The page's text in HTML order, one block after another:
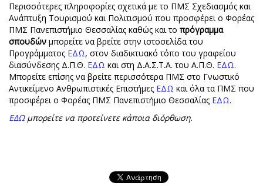
Περισσότερες πληροφορίες σχετικά με το ΠΜΣ Σχεδιασμός και
Ανάπτυξη Τουρισμού και Πολιτισμού που προσφέρει ο Φορέας
ΠΜΣ Πανεπιστήμιο Θεσσαλίας καθώς και το πρόγραμμα
σπουδών μπορείτε να βρείτε στην ιστοσελίδα του
Προγράμματος ΕΔΩ, στον διαδικτυακό τόπο του γραφείου
διασύνδεσης Δ.Π.Θ. ΕΔΩ και στη Δ.Α.Σ.Τ.Α. του Α.Π.Θ. ΕΔΩ.
Μπορείτε επίσης να βρείτε περισσότερα ΠΜΣ στο Γνωστικό
Αντικείμενο Ανθρωπιστικές Επιστήμες ΕΔΩ και όλα τα ΠΜΣ που
προσφέρει ο Φορέας ΠΜΣ Πανεπιστήμιο Θεσσαλίας ΕΔΩ.
ΕΔΩμπορείτε να προτείνετε κάποια διόρθωση.